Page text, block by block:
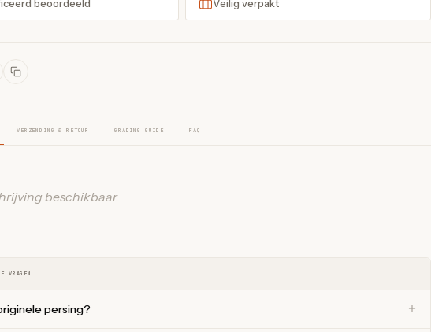
beoordeeld Veilig verpakt
VERZENDING & RETOUR GRADING GUIDE FAQ
beschikbaar.
VRAGEN
persing?